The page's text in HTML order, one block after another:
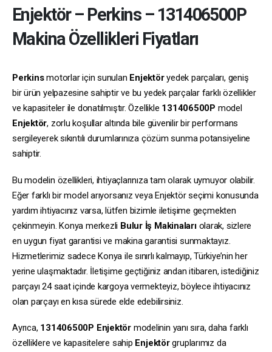
Enjektör– Perkins– 131406500P
Makina Özellikleri Fiyatları
Perkinsmotorlar için sunulan Enjektöryedek parçaları, geniş
bir ürün yelpazesine sahiptir ve bu yedek parçalar farklı özellikler
ve kapasiteler ile donatılmıştır. Özellikle 131406500P model
Enjektör, zorlu koşullar altında bile güvenilir bir performans
sergileyerek sıkıntılı durumlarınıza çözüm sunma potansiyeline
sahiptir.
Bu modelin özellikleri, ihtiyaçlarınıza tam olarak uymuyor olabilir.
Eğer farklı bir model arıyorsanız veya Enjektör seçimi konusunda
yardım ihtiyacınız varsa, lütfen bizimle iletişime geçmekten
çekinmeyin. Konya merkezli Bulur İş Makinalarıolarak, sizlere
en uygun fiyat garantisi ve makina garantisi sunmaktayız.
Hizmetlerimiz sadece Konya ile sınırlı kalmayıp, Türkiye’nin her
yerine ulaşmaktadır. İletişime geçtiğiniz andan itibaren, istediğiniz
parçayı 24 saat içinde kargoya vermekteyiz, böylece ihtiyacınız
olan parçayı en kısa sürede elde edebilirsiniz.
Ayrıca, 131406500P Enjektör modelinin yanı sıra, daha farklı
özelliklere ve kapasitelere sahip Enjektörgruplarımız da